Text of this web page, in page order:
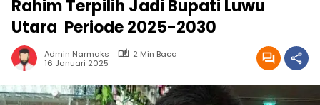
Rahim Terpilih Jadi Bupati Luwu
Utara Periode 2025-2030
Admin Narmaks
2 Min Baca
16 Januari 2025